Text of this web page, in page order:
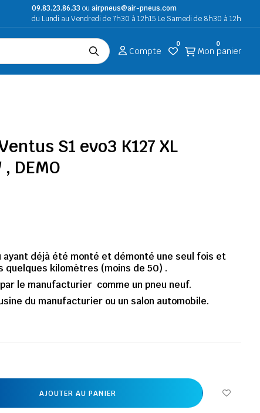
09.83.23.86.33ou airpneus@air-pneus.com
du Lundi au Vendredi de 7h30 à 12h15 Le Samedi de 8h30 à 12h
Compte
0
Mon panier
0
S1 evo3 K127 XL
DEMO
ayant déjà été monté et démonté une seul fois et
quelques kilomètres (moins de 50) .
le manufacturier comme un pneu neuf.
du manufacturier ou un salon automobile.
AJOUTER AU PANIER